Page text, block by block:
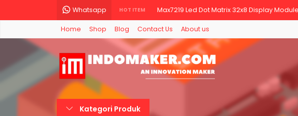
Whatsapp HOT ITEM Max7219 Led Dot Matrix 32x8 Display
LED 3mm Lampu LED 3 mm
E18-D80NK Infrared Obstacle Avoidance
ESP32 ESP-32 Wireless Module ESP32-S
Dimmer AC 4000W 220 Volt 4000 Watt 220V
TANG CRIMPING PRESS SKUN RATCHET YTH
Home Shop Blog Contact Us About us
Kategori Produk